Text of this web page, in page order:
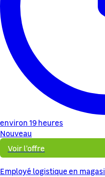
environ 19 heures
Nouveau
Voir l'offre
Employé logistique en